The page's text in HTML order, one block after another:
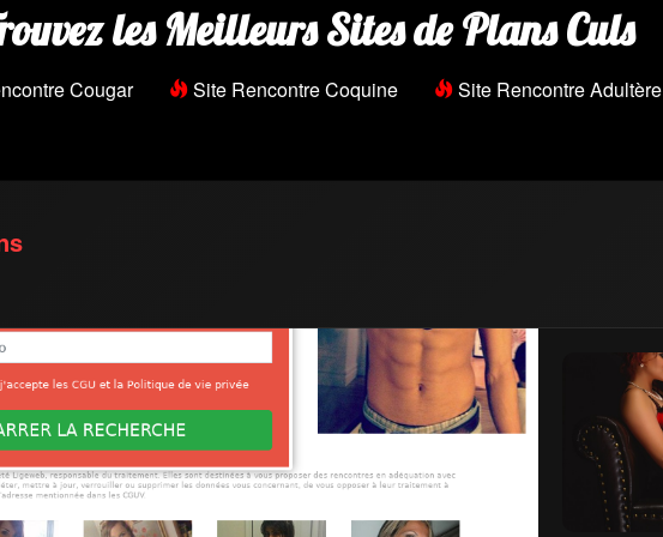
les Meilleurs Sites de Plans Culs
Cougar Site Rencontre Coquine Site Rencontre Adultère